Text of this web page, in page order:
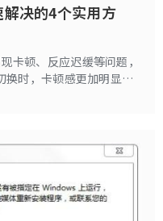
决的4个实用方
卡顿、反应迟缓等问题，
换时，卡顿感更加明显。
导致导致手机数据丢失